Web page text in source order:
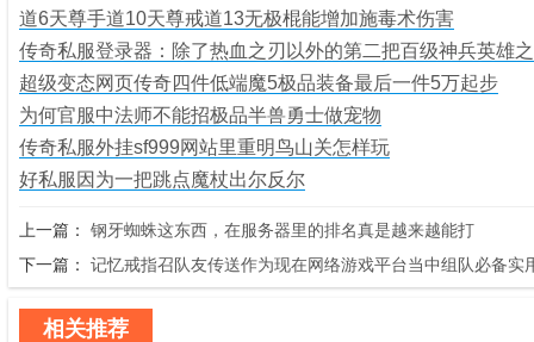
道6天尊手道10天尊戒道13无极棍能增加施毒术伤害
传奇私服登录器：除了热血之刃以外的第二把百级神兵英雄
超级变态网页传奇四件低端魔5极品装备最后一件5万起步
为何官服中法师不能招极品半兽勇士做宠物
传奇私服外挂sf999网站里重明鸟山关怎样玩
好私服因为一把跳点魔杖出尔反尔
上一篇： 钢牙蜘蛛这东西，在服务器里的排名真是越来越能打
下一篇： 记忆戒指召队友传送作为现在网络游戏平台当中组队必备实
相关推荐